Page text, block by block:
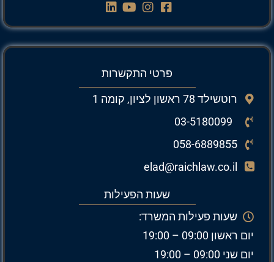
פרטי התקשרות
רוטשילד 78 ראשון לציון, קומה 1
058-6889855
elad@raichlaw.co.il
שעות הפעילות
שעות פעילות המשרד:
יום ראשון 09:00 – 19:00
יום שני 09:00 – 19:00